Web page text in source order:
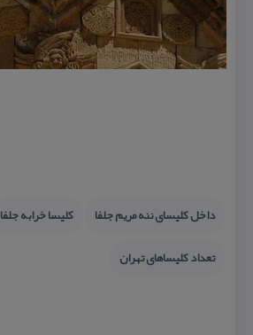
داخل كلیسای ننه مریم جلفا
كلیسا خرابه جلفا
تعداد كلیساهای تهران